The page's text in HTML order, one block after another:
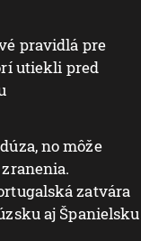
pravidlá pre
utiekli pred
no môže
zatvára
aj Španielsku